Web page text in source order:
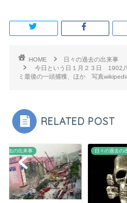
HOME
日々の過去の出来事
今日という日１月２３日 1902
ミ最後の一頭捕獲、ほか 写真
RELATED POST
過去の出来事 日々の過去の